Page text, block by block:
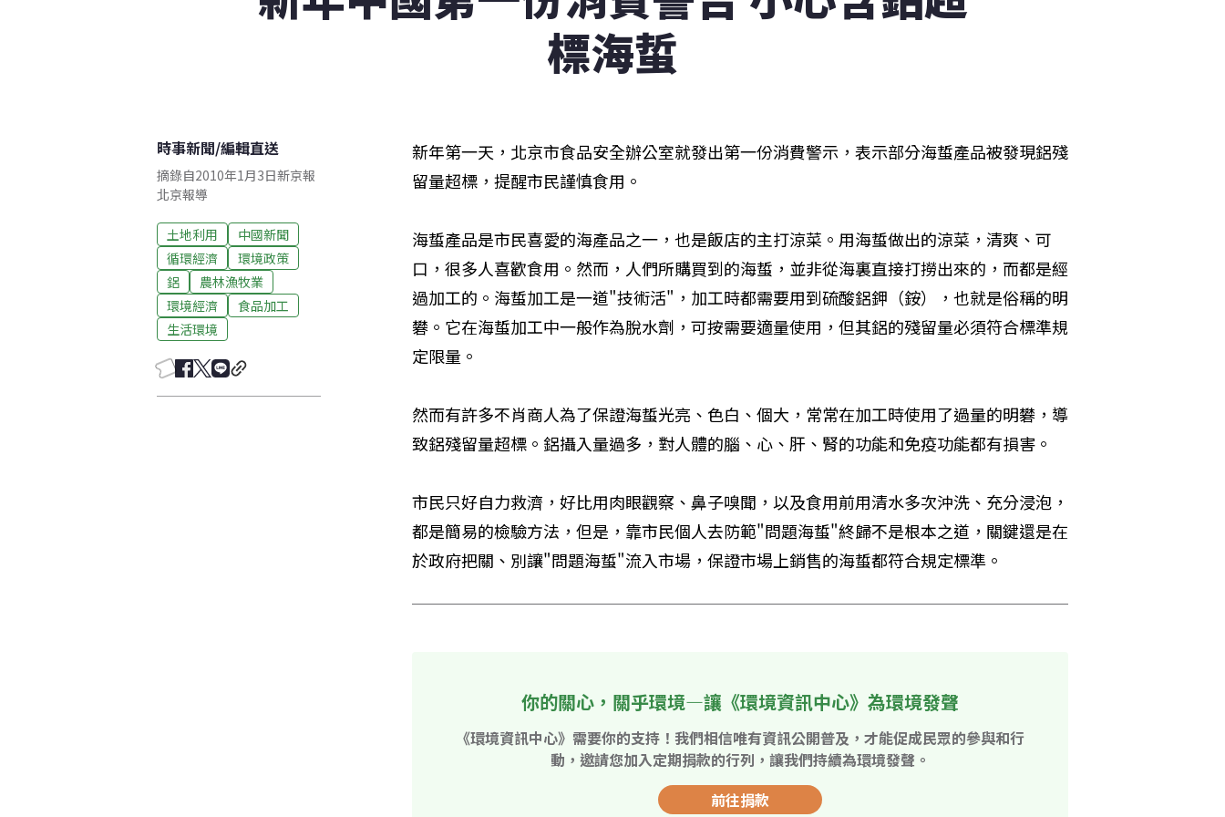
標海蜇
時事新聞/編輯直送
摘錄自2010年1月3日新京報
北京報導
土地利用
中國新聞
循環經濟
環境政策
鋁
農林漁牧業
環境經濟
食品加工
生活環境
新年第一天，北京市食品安全辦公室就發出第一份消費警示，表示部分海蜇產品被發現鋁殘
留量超標，提醒市民謹慎食用。
海蜇產品是市民喜愛的海產品之一，也是飯店的主打涼菜。用海蜇做出的涼菜，清爽、可
口，很多人喜歡食用。然而，人們所購買到的海蜇，並非從海裏直接打撈出來的，而都是經
過加工的。海蜇加工是一道"技術活"，加工時都需要用到硫酸鋁鉀（銨），也就是俗稱的明
礬。它在海蜇加工中一般作為脫水劑，可按需要適量使用，但其鋁的殘留量必須符合標準規
定限量。
然而有許多不肖商人為了保證海蜇光亮、色白、個大，常常在加工時使用了過量的明礬，導
致鋁殘留量超標。鋁攝入量過多，對人體的腦、心、肝、腎的功能和免疫功能都有損害。
市民只好自力救濟，好比用肉眼觀察、鼻子嗅聞，以及食用前用清水多次沖洗、充分浸泡，
都是簡易的檢驗方法，但是，靠市民個人去防範"問題海蜇"終歸不是根本之道，關鍵還是在
於政府把關、別讓"問題海蜇"流入市場，保證市場上銷售的海蜇都符合規定標準。
你的關心，關乎環境—讓《環境資訊中心》為環境發聲
《環境資訊中心》需要你的支持！我們相信唯有資訊公開普及，才能促成民眾的參與和行
動，邀請您加入定期捐款的行列，讓我們持續為環境發聲。
前往捐款